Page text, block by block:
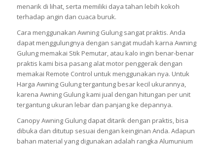
menarik di lihat, serta memiliki daya tahan lebih kokoh
terhadap angin dan cuaca buruk.
Cara menggunakan Awning Gulung sangat praktis. Anda
dapat menggulungnya dengan sangat mudah karna Awning
Gulung memakai Stik Pemutar, atau kalo ingin benar-benar
praktis kami bisa pasang alat motor penggerak dengan
memakai Remote Control untuk menggunakan nya. Untuk
Harga Awning Gulung tergantung besar kecil ukurannya,
karena Awning Gulung kami jual dengan hitungan per unit
tergantung ukuran lebar dan panjang ke depannya.
Canopy Awning Gulung dapat ditarik dengan praktis, bisa
dibuka dan ditutup sesuai dengan keinginan Anda. Adapun
bahan material yang digunakan adalah rangka Alumunium